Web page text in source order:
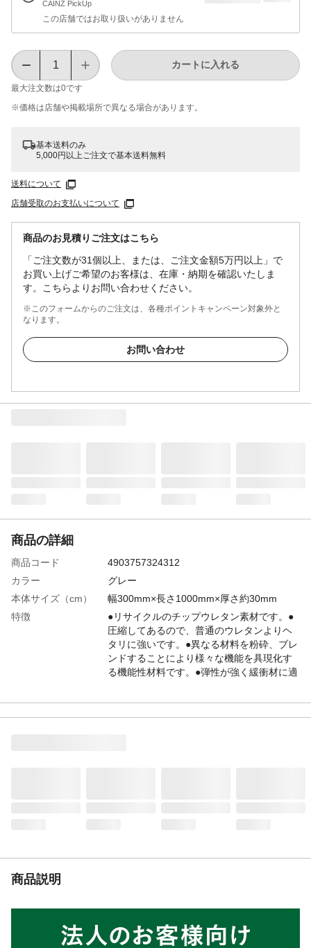
CAINZ PickUp
この店舗ではお取り扱いがありません
最大注文数は0です
カートに入れる
※価格は​店舗や​掲載場所で​異なる​場合が​あります。
基本送料のみ
5,000円以上ご注文で基本送料無料
送料について
店舗受取のお支払いについて
商品のお見積りご注文はこちら
「ご注文数が31個以上、または、ご注文金額5万円以上」で
お買い上げご希望のお客様は、在庫・納期を確認いたしま
す。こちらよりお問い合わせください。
※このフォームからのご注文は、各種ポイントキャンペーン対象外と
なります。
お問い合わせ
商品の詳細
商品コード
4903757324312
カラー
グレー
本体サイズ（cm）
幅300mm×長さ1000mm×厚さ約30mm
特徴
●リサイクルのチップウレタン素材です。●
圧縮してあるので、普通のウレタンよりヘ
タリに強いです。●異なる材料を粉砕、ブレ
ンドすることにより様々な機能を具現化す
る機能性材料です。●弾性が強く緩衝材に適
用途
●家具、寝具などのクッション材、カーペッ
生産国
日本
使用温度範囲
商品説明